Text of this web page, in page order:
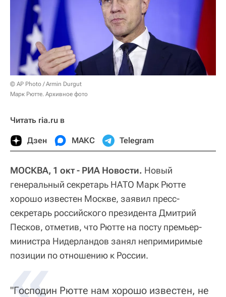
© AP Photo / Armin Durgut
Марк Рютте. Архивное фото
Читать ria.ru в
Дзен МАКС Telegram
МОСКВА, 1 окт - РИА Новости. Новый
генеральный секретарь НАТО Марк Рютте
хорошо известен Москве, заявил пресс-
секретарь российского президента Дмитрий
Песков, отметив, что Рютте на посту премьер-
министра Нидерландов занял непримиримые
позиции по отношению к России.
"Господин Рютте нам хорошо известен, не